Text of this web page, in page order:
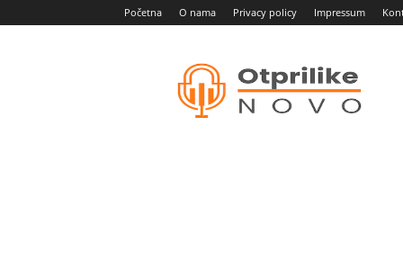
Početna O nama Privacy policy Impressum
novo